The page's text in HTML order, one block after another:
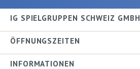
IG SPIELGRUPPEN SCHWEIZ GMBH
ÖFFNUNGSZEITEN
INFORMATIONEN